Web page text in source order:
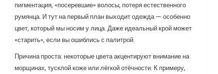
пигментация, «посеревшие» волосы, потеря естественного
румянца. И тут на первый план выходит одежда — особенно
цвет, который мы носим у лица. Даже идеальный крой может
«старить», если вы ошиблись с палитрой.
Причина проста: некоторые цвета акцентируют внимание на
морщинах, тусклой коже или лёгкой отёчности. К примеру,